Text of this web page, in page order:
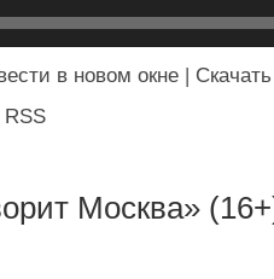
в новом окне | Скачать
RSS
Москва»